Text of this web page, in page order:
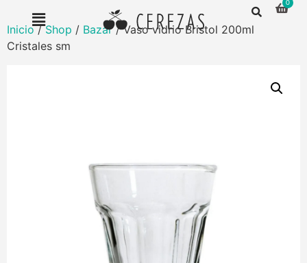
Inicio/Shop / Bazar/ Vaso vidrio Bristol 200ml
Cristales sm